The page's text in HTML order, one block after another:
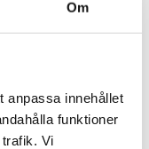
Om
anpassa innehållet
funktioner
Vi
el och VVS.
som WOWat dig